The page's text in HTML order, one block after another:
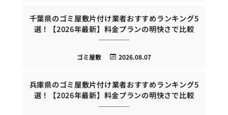
千葉県のゴミ屋敷片付け業者おすすめランキング5
選！【2026年最新】料金プランの明快さで比較
2026.08.07
ゴミ屋敷
兵庫県のゴミ屋敷片付け業者おすすめランキング5
選！【2026年最新】料金プランの明快さで比較